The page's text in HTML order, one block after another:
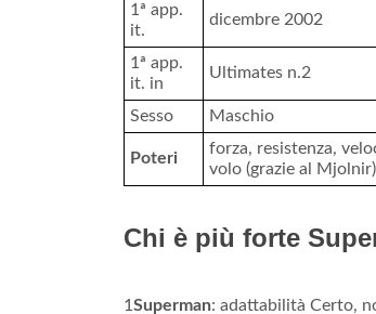
1ª app.
it.
dicembre 2002
1ª app.
it. in
Ultimates n.2
Sesso Maschio
Poteri
forza, resistenza,
volo (grazie al
Chi è più forte
1Superman: adattabilità Certo,